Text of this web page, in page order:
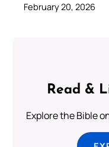
February 20, 2026
Read &
Explore the Bible